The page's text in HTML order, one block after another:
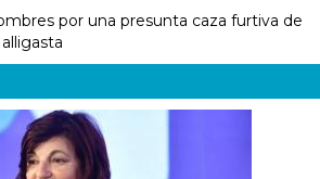
por una presunta caza furtiva de